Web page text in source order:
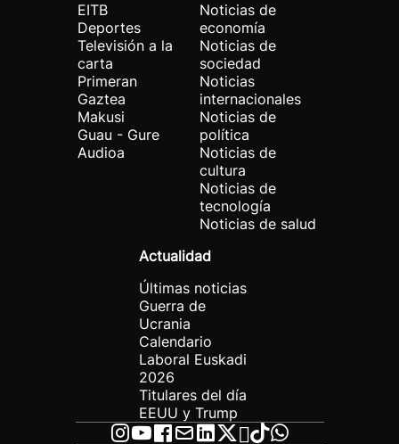
EITB
Deportes
Televisión a la
carta
Primeran
Gaztea
Makusi
Guau - Gure
Audioa
Noticias de
economía
Noticias de
sociedad
Noticias
internacionales
Noticias de
política
Noticias de
cultura
Noticias de
tecnología
Noticias de salud
Actualidad
Últimas noticias
Guerra de
Ucrania
Calendario
Laboral Euskadi
2026
Titulares del día
EEUU y Trump